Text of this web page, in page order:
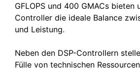
GFLOPS und 400 GMACs bieten
Controller die ideale Balance
und Leistung.
Neben den DSP-Controllern
Fülle von technischen